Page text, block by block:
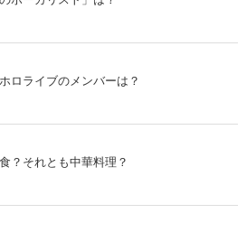
ロライブのメンバーは？
？それとも中華料理？